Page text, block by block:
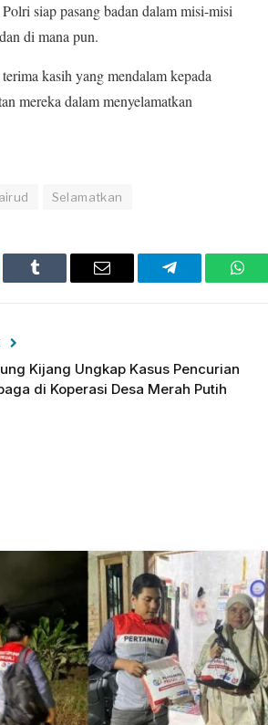
siap pasang badan dalam misi-misi
di mana pun.
kasih yang mendalam kepada
mereka dalam menyelamatkan
Selamatkan
Tumblr Email Telegram
Kijang Ungkap Kasus Pencurian
di Koperasi Desa Merah Putih